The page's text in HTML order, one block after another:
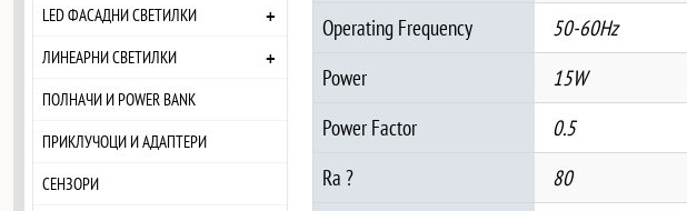
LED ФАСАДНИ СВЕТИЛКИ
+
ЛИНЕАРНИ СВЕТИЛКИ +
ПОЛНАЧИ И POWER BANK
ПРИКЛУЧОЦИ И АДАПТЕРИ
СЕНЗОРИ
Operating Frequency
50-60Hz
Power
15W
Power Factor
0.5
Ra ?
80